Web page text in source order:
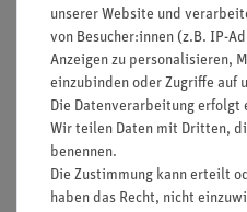
Versuche
Lieferumfang
Zubehör
unserer Website und
von Besucher:innen (z.B. IP-
Anzeigen zu personalisieren,
einzubinden oder Zugriffe auf
Die Datenverarbeitung erfolgt
Wir teilen Daten mit Dritten,
benennen.
Die Zustimmung kann erteilt
haben das Recht, nicht